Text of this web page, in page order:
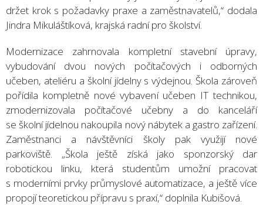
držet krok s požadavky praxe a zaměstnavatelů,“ dodala
Jindra Mikuláštíková, krajská radní pro školství.
Modernizace zahrnovala kompletní stavební úpravy,
vybudování dvou nových počítačových i odborných
učeben, ateliéru a školní jídelny s výdejnou. Škola zároveň
pořídila kompletně nové vybavení učeben IT technikou,
zmodernizovala počítačové učebny a do kanceláří
se školní jídelnou nakoupila nový nábytek a gastro zařízení.
Zaměstnanci a návštěvníci školy pak využijí nové
parkoviště. „Škola ještě získá jako sponzorský dar
robotickou linku, která studentům umožní pracovat
s moderními prvky průmyslové automatizace, a ještě více
propojí teoretickou přípravu s praxí,“ doplnila Kubišová.